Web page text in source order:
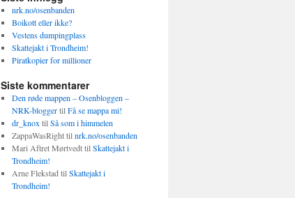
nrk.no/osenbanden
Boikott eller ikke?
Vestens dumpingplass
Skattejakt i Trondheim!
Piratkopier for millioner
Siste kommentarer
Den røde mappen – Osenbloggen –
NRK-bloggertilFå se mappa mi!
dr_knox tilSå som i himmelen
ZappaWasRighttilnrk.no/osenbanden
Mari Aftret MørtvedttilSkattejakt i
Trondheim!
Arne Flekstad tilSkattejakt i
Trondheim!